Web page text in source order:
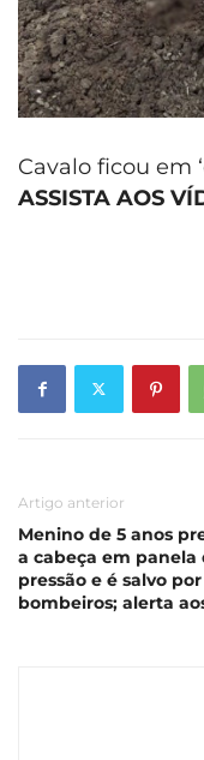
Cavalo ficou em
ASSISTA AOS
Artigo anterior
Menino de 5 anos
a cabeça em panela
pressão e é salvo por
bombeiros; alerta